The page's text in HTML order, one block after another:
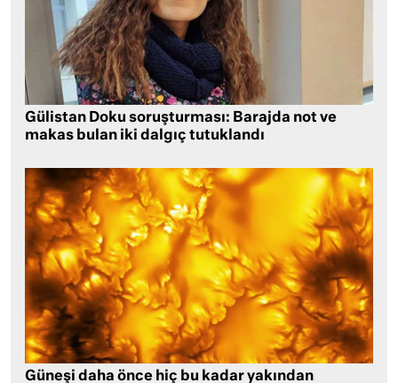
Gülistan Doku soruşturması: Barajda not ve
makas bulan iki dalgıç tutuklandı
Güneşi daha önce hiç bu kadar yakından